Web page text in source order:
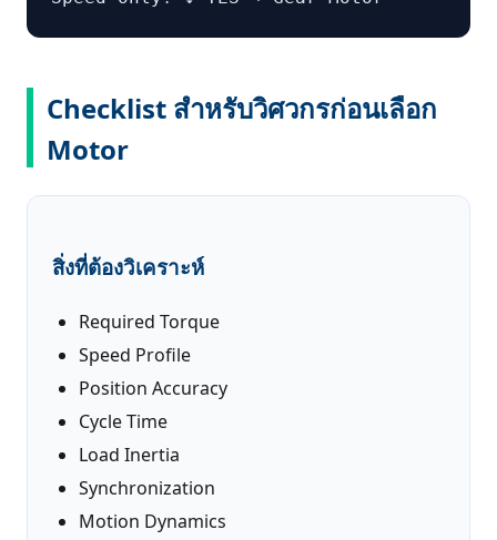
Checklist สำหรับวิศวกรก่อนเลือก
Motor
สิ่งที่ต้องวิเคราะห์
Required Torque
Speed Profile
Position Accuracy
Cycle Time
Load Inertia
Synchronization
Motion Dynamics